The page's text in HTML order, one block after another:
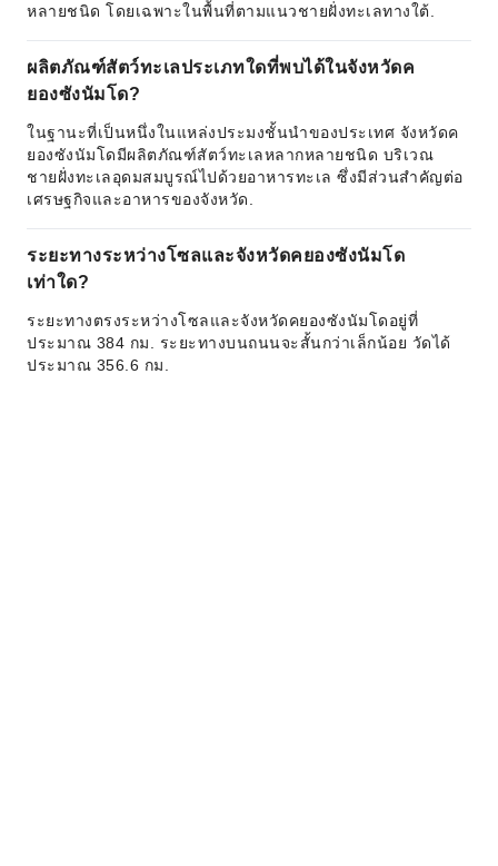
หลายชนิด โดยเฉพาะในพื้นที่ตามแนวชายฝั่งทะเลทางใต้.
ผลิตภัณฑ์สัตว์ทะเลประเภทใดที่พบได้ในจังหวัดค
ยองซังนัมโด?
ในฐานะที่เป็นหนึ่งในแหล่งประมงชั้นนำของประเทศ จังหวัดค
ยองซังนัมโดมีผลิตภัณฑ์สัตว์ทะเลหลากหลายชนิด บริเวณ
ชายฝั่งทะเลอุดมสมบูรณ์ไปด้วยอาหารทะเล ซึ่งมีส่วนสำคัญต่อ
เศรษฐกิจและอาหารของจังหวัด.
ระยะทางระหว่างโซลและจังหวัดคยองซังนัมโด
เท่าใด?
ระยะทางตรงระหว่างโซลและจังหวัดคยองซังนัมโดอยู่ที่
ประมาณ 384 กม. ระยะทางบนถนนจะสั้นกว่าเล็กน้อย วัดได้
ประมาณ 356.6 กม.